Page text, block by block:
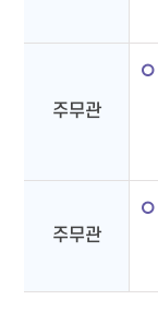
주무관
주무관